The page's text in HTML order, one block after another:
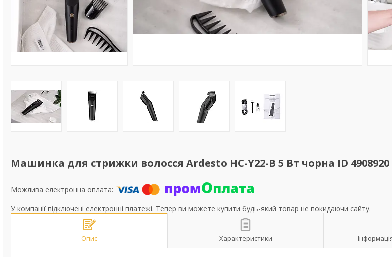
Машинка для стрижки волосся Ardesto HС-Y22-B 5 Вт чорна ID 4908920
У компанії підключені електронні платежі. Тепер ви можете купити будь-який товар не покидаючи сайту.
Опис Характеристики